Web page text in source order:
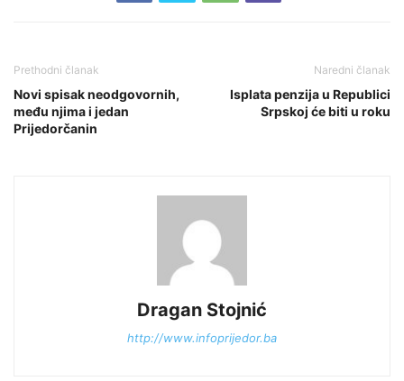
Prethodni članak
Novi spisak neodgovornih,
među njima i jedan
Prijedorčanin
Naredni članak
Isplata penzija u Republici
Srpskoj će biti u roku
Dragan Stojnić
http://www.infoprijedor.ba